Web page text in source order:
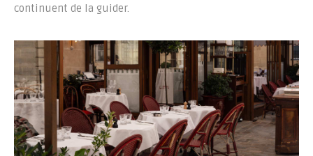
continuent de la guider.